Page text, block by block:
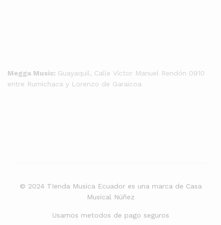
Megga Music: Guayaquil, Calle Víctor Manuel Rendón 0910
entre Rumichaca y Lorenzo de Garaicoa
© 2024 TIenda Musica Ecuador es una marca de Casa
Musical Núñez
Usamos metodos de pago seguros